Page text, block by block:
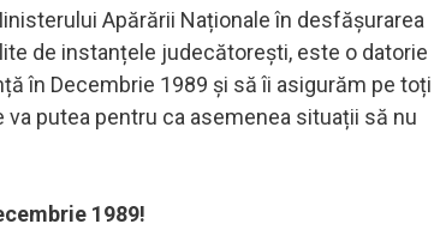
Apărării Naționale în desfășurarea
de instanțele judecătorești, este o datorie
în Decembrie 1989 și să îi asigurăm pe toți
putea pentru ca asemenea situații să nu
1989!